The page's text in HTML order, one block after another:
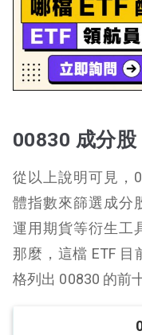
00830 成分股
從以上說明可見，
體指數來篩選成分
運用期貨等衍生工
那麼，這檔 ETF
格列出 00830 的前